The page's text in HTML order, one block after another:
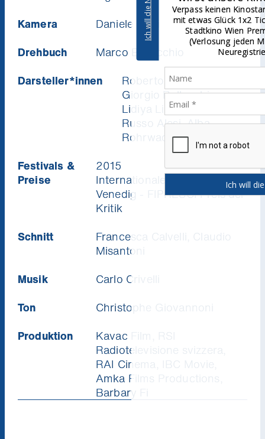
Kamera
Daniele Ciprì
Drehbuch
Marco Bellocchio
Darsteller*innen
Roberto Herlitzka, Pier
Giorgio Bellocchio,
Lidiya Liberman, Fausto
Russo Alesi, Alba
Rohrwacher
Festivals &
Preise
2015
Internationale Film Festpiele
Venedig - FIPRESCI Preis der
Kritik
Schnitt
Francesca Calvelli, Claudio
Misantoni
Musik
Carlo Crivelli
Ton
Christophe Giovannoni
Produktion
Kavac Film, RSI
Radiotelevisione svizzera,
RAI Cinema, IBC Movie,
Amka Films Productions,
Barbary Fi
Ich will die News!
Verpass keinen Kinostart mehr und gewinne
mit etwas Glück 1x2 Tickets für die nächste
Stadtkino Wien Premiere deiner Wahl
(Verlosung jeden Monat unter allen
Neuregistrierungen).